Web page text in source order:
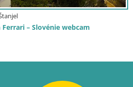
– Slovénie webcam